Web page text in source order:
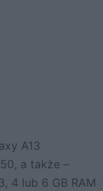
A13
a także –
4 lub 6 GB RAM